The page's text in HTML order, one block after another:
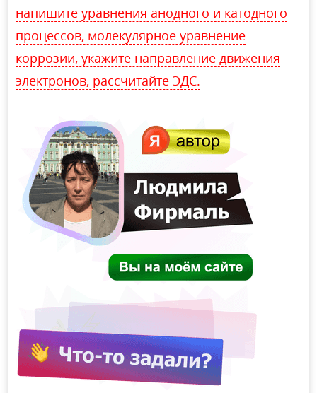
напишите уравнения анодного и катодного
процессов, молекулярное уравнение
коррозии, укажите направление движения
электронов, рассчитайте ЭДС.